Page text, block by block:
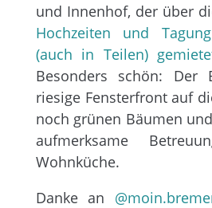
und Innenhof, der über
Hochzeiten und
(auch in Teilen)
Besonders schön: Der
riesige Fensterfront auf
noch grünen Bäumen
aufmerksame
Wohnküche.
Danke an